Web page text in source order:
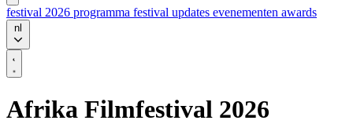
festival 2026 programma festival updates evenementen awards
nl
Afrika Filmfestival 2026